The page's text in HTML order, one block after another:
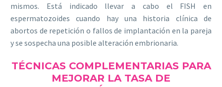
mismos. Está indicado llevar a cabo el FISH en
espermatozoides cuando hay una historia clínica de
abortos de repetición o fallos de implantación en la pareja
y se sospecha una posible alteración embrionaria.
TÉCNICAS COMPLEMENTARIAS PARA
MEJORAR LA TASA DE